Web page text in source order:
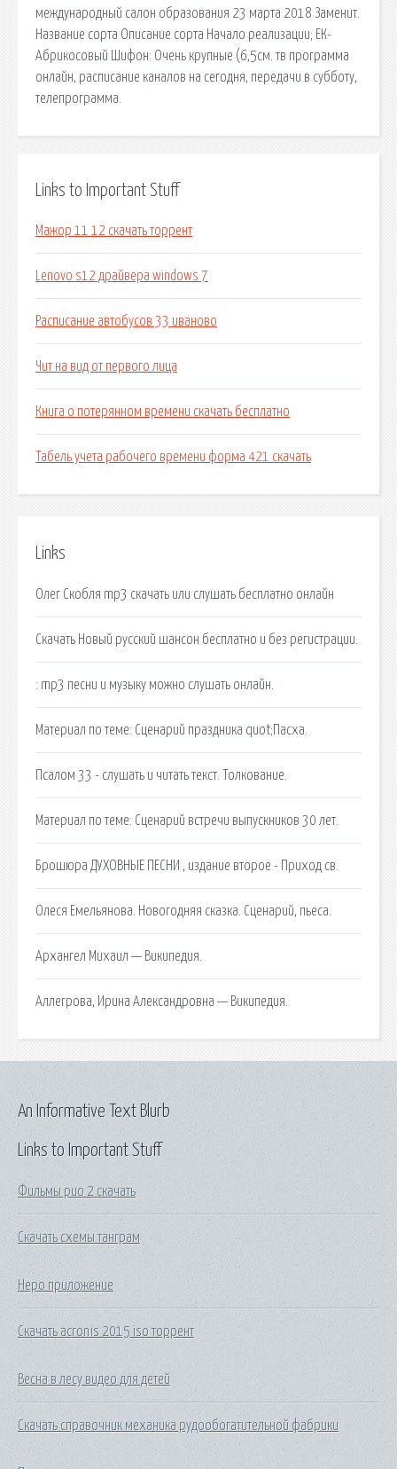
международный салон образования 23 марта 2018 Заменит.
Название сорта Описание сорта Начало реализации; ЕК-
Абрикосовый Шифон: Очень крупные (6,5см. тв программа
онлайн, расписание каналов на сегодня, передачи в субботу,
телепрограмма.
Links to Important Stuff
Мажор 11 12 скачать торрент
Lenovo s12 драйвера windows 7
Расписание автобусов 33 иваново
Чит на вид от первого лица
Книга о потерянном времени скачать бесплатно
Табель учета рабочего времени форма 421 скачать
Links
Олег Скобля mp3 скачать или слушать бесплатно онлайн
Скачать Новый русский шансон бесплатно и без регистрации.
: mp3 песни и музыку можно слушать онлайн.
Материал по теме: Сценарий праздника quot;Пасха.
Псалом 33 - слушать и читать текст. Толкование.
Материал по теме: Сценарий встречи выпускников 30 лет.
Брошюра ДУХОВНЫЕ ПЕСНИ , издание второе - Приход св.
Олеся Емельянова. Новогодняя сказка. Сценарий, пьеса.
Архангел Михаил — Википедия.
Аллегрова, Ирина Александровна — Википедия.
Links to Important Stuff
Фильмы рио 2 скачать
Скачать схемы танграм
Неро приложение
Скачать acronis 2015 iso торрент
Весна в лесу видео для детей
Скачать справочник механика рудообогатительной фабрики
An Informative Text Blurb